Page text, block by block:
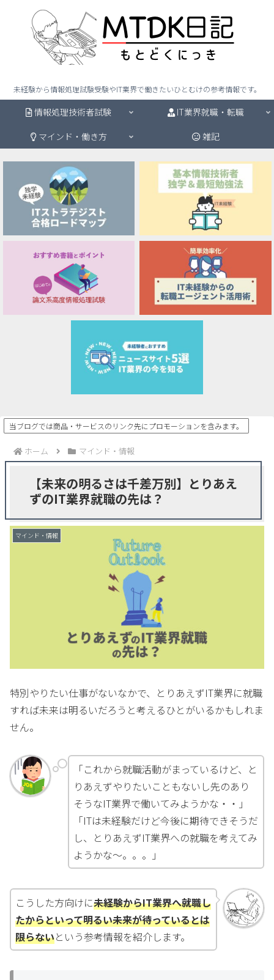
未経験から情報処理試験受験やIT業界で働きたいひとむけの参考情報です。
情報処理技術者試験
IT業界就職・転職
マインド・働き方
雑記
当ブログでは商品・サービスのリンク先にプロモーションを含みます。
ホーム マインド・情報
【未来の明るさは千差万別】とりあえ
ずのIT業界就職の先は？
マインド・情報
特別やりたい仕事がないなかで、とりあえずIT業界に就職
すれば未来は明るいだろうと考えるひとがいるかもしれま
せん。
「これから就職活動がまっているけど、と
りあえずやりたいこともないし先のあり
そうなIT業界で働いてみようかな・・」
「ITは未経験だけど今後に期待できそうだ
し、とりあえずIT業界への就職を考えてみ
ようかな～。。。」
こうした方向けに未経験からIT業界へ就職し
たからといって明るい未来が待っているとは
限らないという参考情報を紹介します。